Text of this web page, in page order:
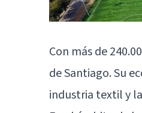
Con más de
de Santiago. Su
industria textil y